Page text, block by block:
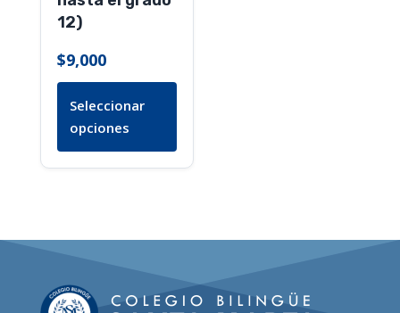
12)
$9,000
Seleccionar
opciones
elegir
página